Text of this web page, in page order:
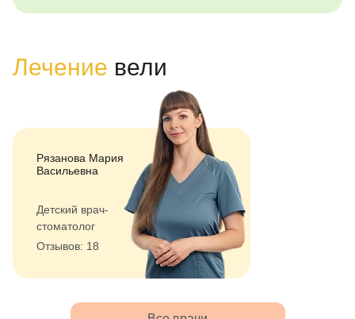
Лечение вели
Рязанова Мария
Васильевна
Детский врач-
стоматолог
Отзывов: 18